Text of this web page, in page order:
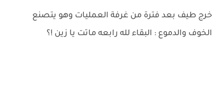
خرج طيف بعد فترة من غرفة العمليات وهو يتصنع
الخوف والدموع : البقاء لله رابعه ماتت يا زين !؟